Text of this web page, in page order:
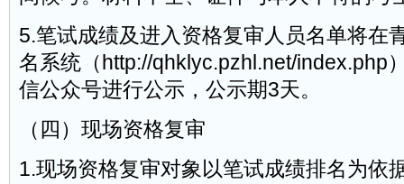
5.笔试成绩及进入资格复审人员名单将在
名系统（http://qhklyc.pzhl.net/index.php
信公众号进行公示，公示期3天。
（四）现场资格复审
1.现场资格复审对象以笔试成绩排名为依